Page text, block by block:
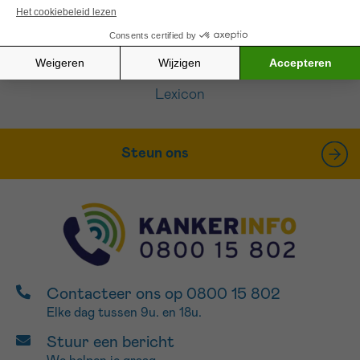
Sturen
Over ons
Contacteer ons
Lexicon
Steun ons
Contacteer ons op 0800 15 802
Elke dag tussen 9u. en 18u.
Stuur een bericht